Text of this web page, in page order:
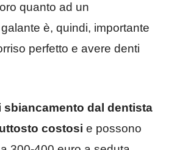
quanto ad un
è, quindi, importante
perfetto e avere denti
sbiancamento dal dentista
costosi e possono